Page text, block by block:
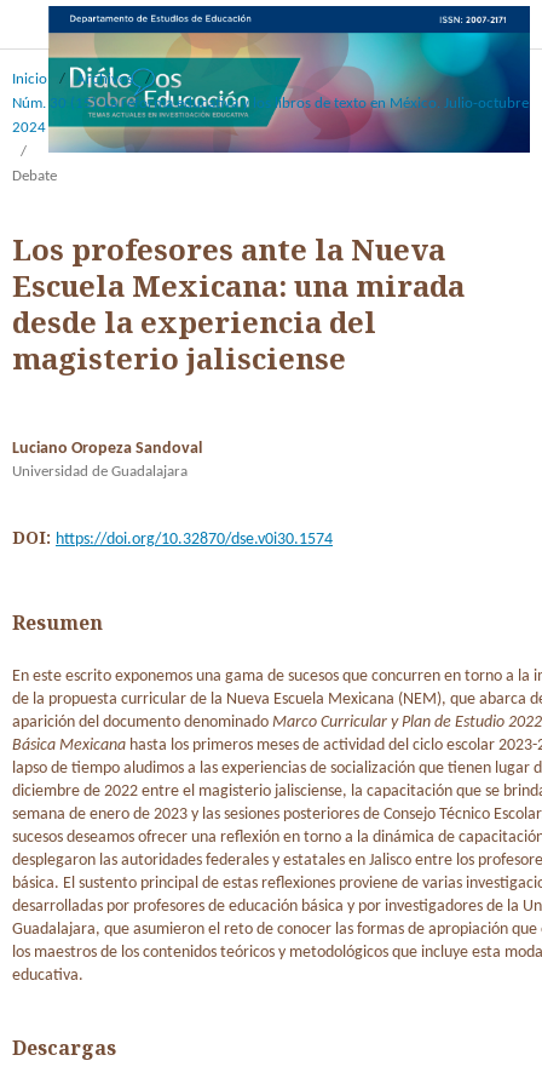
Inicio / Archivos
/
Núm. 30 (15): La reforma educativa y los libros de texto en México. Julio-octubre
2024
/
Debate
Los profesores ante la Nueva
Escuela Mexicana: una mirada
desde la experiencia del
magisterio jalisciense
Luciano Oropeza Sandoval
Universidad de Guadalajara
DOI: https://doi.org/10.32870/dse.v0i30.1574
Resumen
En este escrito exponemos una gama de sucesos que concurren en torno a la
de la propuesta curricular de la Nueva Escuela Mexicana (NEM), que abarca
aparición del documento denominado Marco Curricular y Plan de Estudio
Básica Mexicana hasta los primeros meses de actividad del ciclo escolar 2023-
lapso de tiempo aludimos a las experiencias de socialización que tienen lugar
diciembre de 2022 entre el magisterio jalisciense, la capacitación que se
semana de enero de 2023 y las sesiones posteriores de Consejo Técnico
sucesos deseamos ofrecer una reflexión en torno a la dinámica de
desplegaron las autoridades federales y estatales en Jalisco entre los
básica. El sustento principal de estas reflexiones proviene de varias
desarrolladas por profesores de educación básica y por investigadores de la
Guadalajara, que asumieron el reto de conocer las formas de apropiación
los maestros de los contenidos teóricos y metodológicos que incluye esta
educativa.
Descargas